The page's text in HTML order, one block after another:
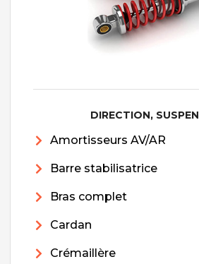
DIRECTION,
Amortisseurs AV/AR
Barre stabilisatrice
Bras complet
Cardan
Crémaillère